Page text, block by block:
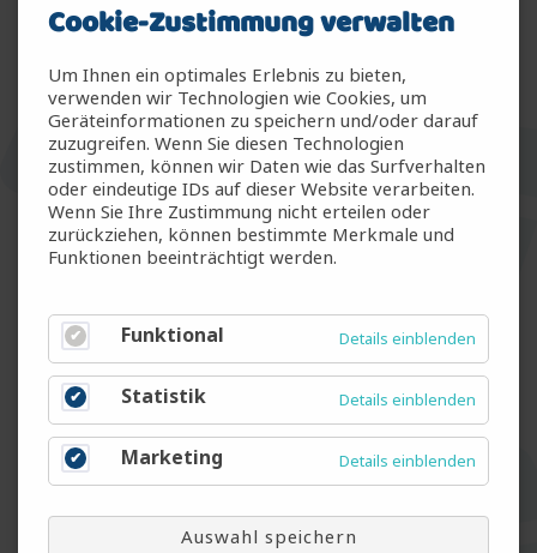
Fachmann Betriebsunterhalt (m/w/d)
Winterthur
Temp & Fest
Maler (m/w/d)
Winterthur
Temp & Fest
Gerätemonteur für Diagnosesysteme -
MedTech (m/w/d)
Rotkreuz
Cookie-Zustimmung verwalten
Um Ihnen ein optimales Erlebnis zu bieten,
verwenden wir Technologien wie Cookies, um
Geräteinformationen zu speichern und/oder darauf
zuzugreifen. Wenn Sie diesen Technologien
zustimmen, können wir Daten wie das Surfverhalten
oder eindeutige IDs auf dieser Website verarbeiten.
Wenn Sie Ihre Zustimmung nicht erteilen oder
zurückziehen, können bestimmte Merkmale und
Funktionen beeinträchtigt werden.
Funktional Details einblenden
Statistik Details einblenden
Marketing Details einblenden
Auswahl speichern